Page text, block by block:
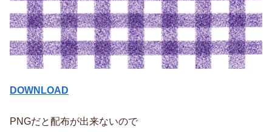
DOWNLOAD
PNGだと配布が出来ないので